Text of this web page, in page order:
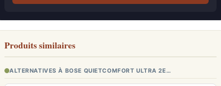
Produits similaires
ALTERNATIVES À BOSE QUIETCOMFORT ULTRA 2E…